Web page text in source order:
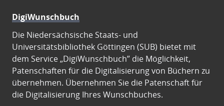
DigiWunschbuch
Die Niedersächsische Staats- und
Universitätsbibliothek Göttingen (SUB) bietet mit
dem Service „DigiWunschbuch” die Möglichkeit,
Patenschaften für die Digitalisierung von Büchern zu
übernehmen. Übernehmen Sie die Patenschaft für
die Digitalisierung Ihres Wunschbuches.